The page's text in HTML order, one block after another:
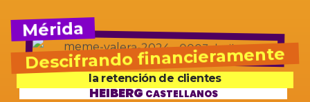
Mérida
Descifrando financieramente
la retención de clientes
HEIBERGCASTELLANOS